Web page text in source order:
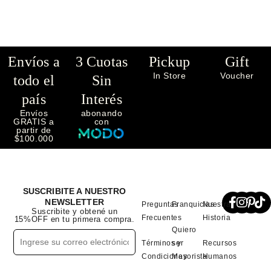
Envíos a
todo el
país
Envíos
GRATIS a
partir de
$100.000
3 Cuotas
Sin
Interés
abonando
con
Pickup
In Store
Gift
Voucher
Preguntas
Frecuentes
Términos y
Condiciones
Franquicias
Quiero
ser
Mayorista
Nuestra
Historia
Recursos
Humanos
SUSCRIBITE A NUESTRO
NEWSLETTER
Suscribite y obtené un
15%OFF en tu primera compra.